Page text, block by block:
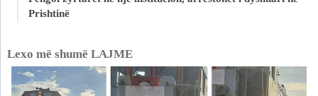
Prishtinë
Lexo më shumë LAJME